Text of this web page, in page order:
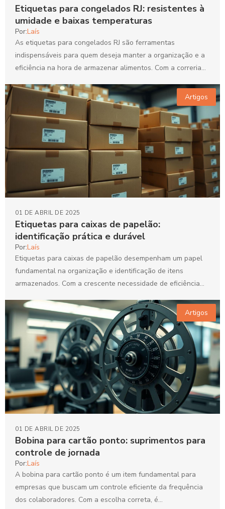
Etiquetas para congelados RJ: resistentes à
umidade e baixas temperaturas
Por:Laís
As etiquetas para congelados RJ são ferramentas
indispensáveis para quem deseja manter a organização e a
eficiência na hora de armazenar alimentos. Com a correria...
Artigos
Etiquetas para caixas de papelão:
identificação prática e durável
01 DE ABRIL DE 2025
Por:Laís
Etiquetas para caixas de papelão desempenham um papel
fundamental na organização e identificação de itens
armazenados. Com a crescente necessidade de eficiência
Artigos
Bobina para cartão ponto: suprimentos para
controle de jornada
01 DE ABRIL DE 2025
Por:Laís
A bobina para cartão ponto é um item fundamental para
empresas que buscam um controle eficiente da frequência
dos colaboradores. Com a escolha correta, é...